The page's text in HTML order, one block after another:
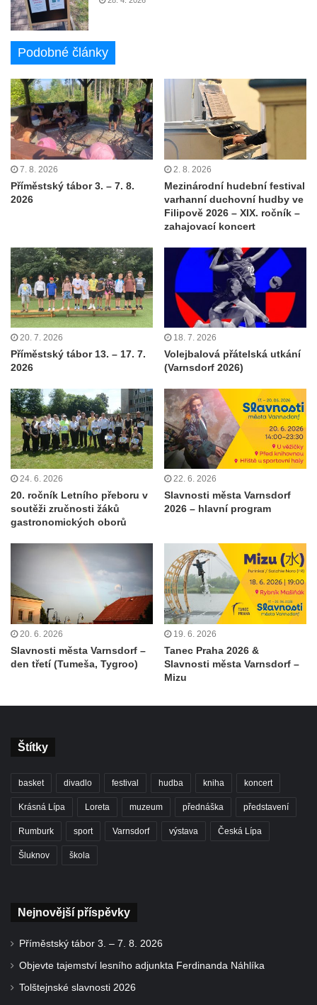
Podobné články
7. 8. 2026
Příměstský tábor 3. – 7. 8.
2026
2. 8. 2026
Mezinárodní hudební festival
varhanní duchovní hudby ve
Filipově 2026 – XIX. ročník –
zahajovací koncert
20. 7. 2026
Příměstský tábor 13. – 17. 7.
2026
18. 7. 2026
Volejbalová přátelská utkání
(Varnsdorf 2026)
24. 6. 2026
20. ročník Letního přeboru v
soutěži zručnosti žáků
gastronomických oborů
22. 6. 2026
Slavnosti města Varnsdorf
2026 – hlavní program
20. 6. 2026
Slavnosti města Varnsdorf –
den třetí (Tumeša, Tygroo)
19. 6. 2026
Tanec Praha 2026 &
Slavnosti města Varnsdorf –
Mizu
Štítky
basket divadlo festival hudba kniha koncert
Krásná Lípa Loreta muzeum přednáška představení
Rumburk sport Varnsdorf výstava Česká Lípa
Šluknov škola
Nejnovější příspěvky
Příměstský tábor 3. – 7. 8. 2026
Objevte tajemství lesního adjunkta Ferdinanda Náhlíka
Tolštejnské slavnosti 2026